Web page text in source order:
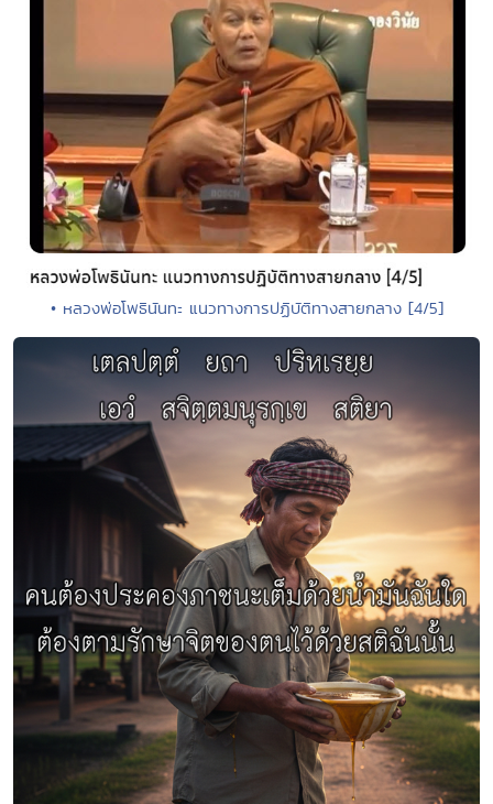
• หลวงพ่อโพธินันทะ แนวทางการปฏิบัติทางสายกลาง [4/5]